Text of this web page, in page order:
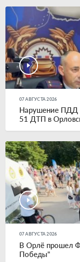
07 АВГУСТА 2026
Нарушение ПДД
51 ДТП в
07 АВГУСТА 2026
В Орлё прошел
Победы"